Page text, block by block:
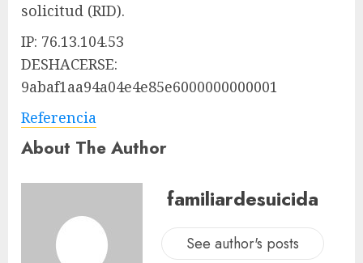
solicitud (RID).
IP: 76.13.104.53
DESHACERSE:
9abaf1aa94a04e4e85e6000000000001
Referencia
About The Author
familiardesuicida
See author's posts